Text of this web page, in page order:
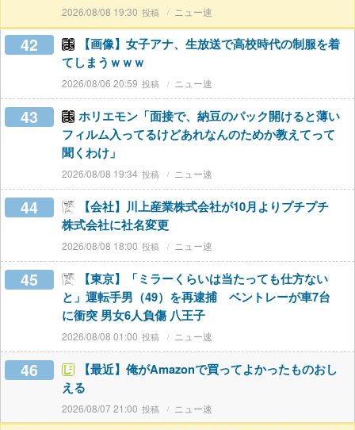
2026/08/08 19:30 ニュー速
42
【画像】女子アナ、生放送で高校時代の制服を着
てしまうｗｗｗ
2026/08/06 20:59 ニュー速
43
ホリエモン「面接で、納豆のパック開けると薄い
フィルム入ってるけどあれなんのためか教えてって
聞くわけ」
2026/08/08 19:34 ニュー速
44
【会社】川上産業株式会社が10月よりプチプチ
株式会社に社名変更
2026/08/08 18:00 ニュー速
45
【東京】「ミラーくらいは当たっても仕方ない
と」運転手男（49）を再逮捕 ベントレーが車7台
に衝突 男女6人負傷 八王子
2026/08/08 01:00 ニュー速
46
【最近】俺がAmazonで買ってよかったものおし
える
2026/08/07 21:00 ニュー速